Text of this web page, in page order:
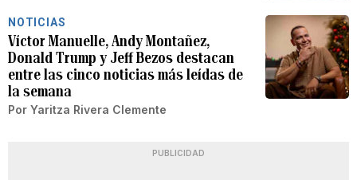
NOTICIAS
Víctor Manuelle, Andy Montañez,
Donald Trump y Jeff Bezos destacan
entre las cinco noticias más leídas de
la semana
Por Yaritza Rivera Clemente
PUBLICIDAD